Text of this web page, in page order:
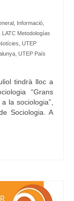
Informació
LATC Metodologías
UTEP
UTEP País
tindrà lloc a
“Grans
la sociologia”,
Sociologia. A